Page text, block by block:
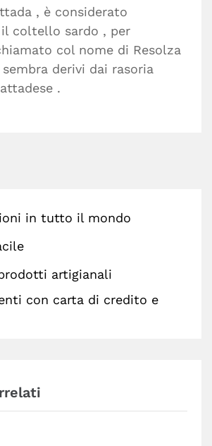
, è considerato
coltello sardo , per
col nome di Resolza
derivi dai rasoria
.
in tutto il mondo
artigianali
con carta di credito e